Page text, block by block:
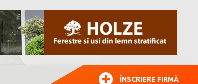
ÎNSCRIERE FIRMĂ